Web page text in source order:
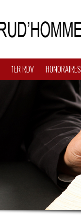
1ER RDV HONORAIRES